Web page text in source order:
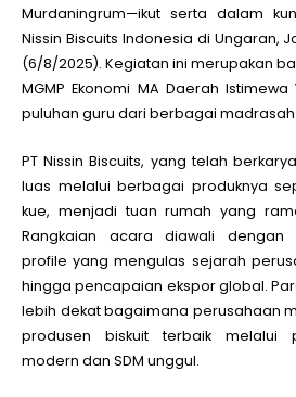
Murdaningrum—ikut serta dalam
Nissin Biscuits Indonesia di Ungaran,
(6/8/2025). Kegiatan ini merupakan
MGMP Ekonomi MA Daerah
puluhan guru dari berbagai madrasah
PT Nissin Biscuits, yang telah
luas melalui berbagai produknya
kue, menjadi tuan rumah yang
Rangkaian acara diawali dengan
profile yang mengulas sejarah
hingga pencapaian ekspor global.
lebih dekat bagaimana perusahaan
produsen biskuit terbaik melalui
modern dan SDM unggul.